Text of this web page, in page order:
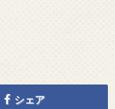
シェア